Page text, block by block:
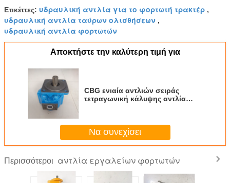
Ετικέττες: υδραυλική αντλία για το φορτωτή τρακτέρ ,
υδραυλική αντλία ταύρων ολισθήσεων ,
υδραυλική αντλία φορτωτών
Αποκτήστε την καλύτερη τιμή για
CBG ενιαία αντλιών σειράς
τετραγωνική κάλυψης αντλία
μηχανήματα και το όχημα
εφαρμοσμένης μηχανικής
Να συνεχίσει
Περισσότεροι αντλία εργαλείων φορτωτών